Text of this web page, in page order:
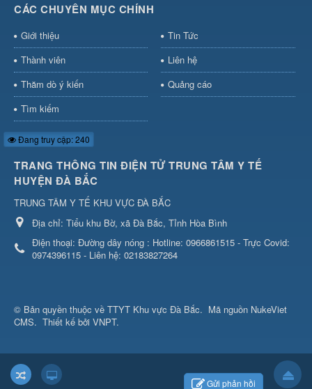
CÁC CHUYÊN MỤC CHÍNH
Giới thiệu
Tin Tức
Thành viên
Liên hệ
Thăm dò ý kiến
Quảng cáo
Tìm kiếm
Đang truy cập: 240
TRANG THÔNG TIN ĐIỆN TỬ TRUNG TÂM Y TẾ
HUYỆN ĐÀ BẮC
TRUNG TÂM Y TẾ KHU VỰC ĐÀ BẮC
Địa chỉ: Tiểu khu Bờ, xã Đà Bắc, Tỉnh Hòa Bình
Điện thoại: Đường dây nóng : Hotline: 0966861515 - Trực Covid:
0974396115 - Liên hệ: 02183827264
Gửi phản hồi
© Bản quyền thuộc về TTYT Khu vực Đà Bắc. Mã nguồn NukeViet
CMS. Thiết kế bởi VNPT.